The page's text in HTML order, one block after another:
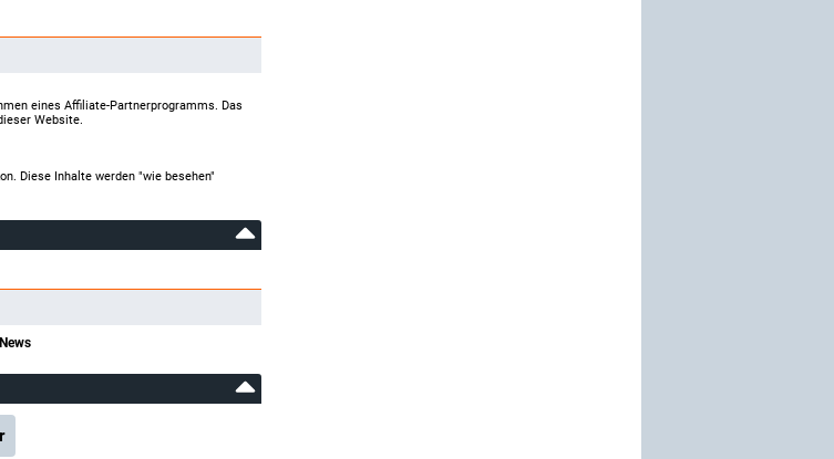
eines Affiliate-Partnerprogramms. Das
Website.
Diese Inhalte werden "wie besehen"